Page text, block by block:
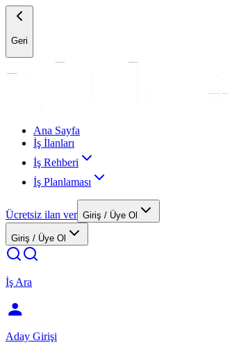
Geri
Ana Sayfa
İş İlanları
İş Rehberi
İş Planlaması
Ücretsiz ilan ver Giriş / Üye Ol
Giriş / Üye Ol
İş Ara
Aday Girişi